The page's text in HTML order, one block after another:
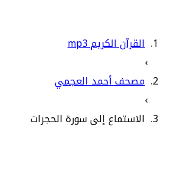
القرآن الكريم mp3
›
مصحف أحمد العجمي
›
الاستماع إلى سورة الحجرات